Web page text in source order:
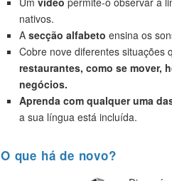
nativos.
A secção alfabeto ensina os
Cobre nove diferentes situações
restaurantes, como se mover,
negócios.
Aprenda com qualquer uma
a sua língua está incluída.
O que há de novo?